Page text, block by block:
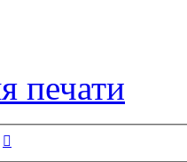
печати